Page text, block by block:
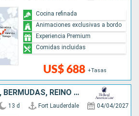
US$ 688 +Tasas
Cocina refinada
Animaciones exclusivas a bordo
Experiencia Premium
Comidas incluidas
ESTADOS UNIDOS, BERMUDAS, REINO UNIDO
13 d Fort Lauderdale 04/04/2027